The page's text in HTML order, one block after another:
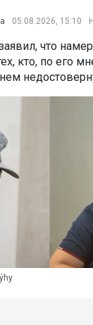
05.08.2026, 15:10
что
кто, по его
нем